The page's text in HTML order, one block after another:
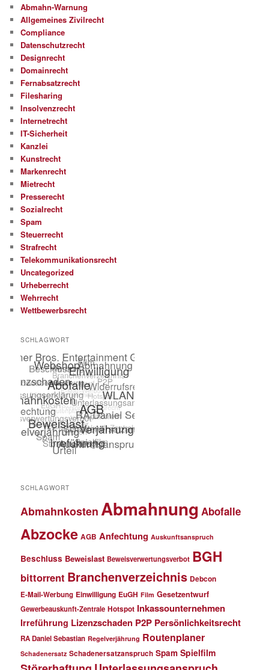
Abmahn-Warnung
Allgemeines Zivilrecht
Compliance
Datenschutzrecht
Designrecht
Domainrecht
Fernabsatzrecht
Filesharing
Insolvenzrecht
Internetrecht
IT-Sicherheit
Kanzlei
Kunstrecht
Markenrecht
Mietrecht
Presserecht
Sozialrecht
Spam
Steuerrecht
Strafrecht
Telekommunikationsrecht
Uncategorized
Urheberrecht
Wehrrecht
Wettbewerbsrecht
SCHLAGWORT
SCHLAGWORT
Abmahnkosten Abmahnung Abofalle
Abzocke AGB Anfechtung Auskunftsanspruch
Beschluss Beweislast Beweisverwertungsverbot BGH
bittorrent Branchenverzeichnis Debcon
E-Mail-Werbung Einwilligung EuGH Film Gesetzentwurf
Gewerbeauskunft-Zentrale Hotspot Inkassounternehmen
Irreführung Lizenzschaden P2P Persönlichkeitsrecht
RA Daniel Sebastian Regelverjährung Routenplaner
Schadenersatz Schadenersatzanspruch Spam Spielfilm